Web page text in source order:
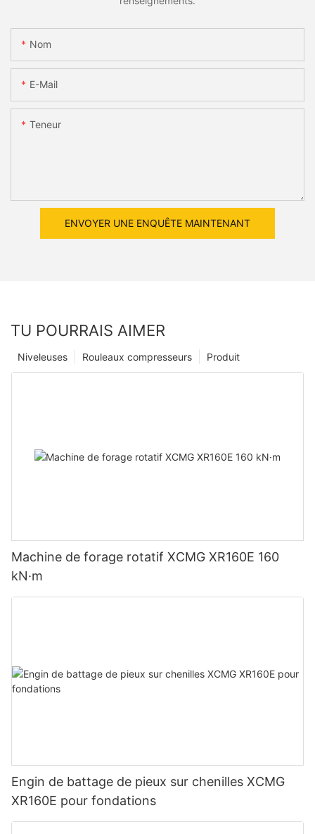
Nom
E-Mail
Teneur
ENVOYER UNE ENQUÊTE MAINTENANT
TU POURRAIS AIMER
Produit
Rouleaux compresseurs
Niveleuses
Machine de forage rotatif XCMG XR160E 160
kN·m
Engin de battage de pieux sur chenilles XCMG
XR160E pour fondations